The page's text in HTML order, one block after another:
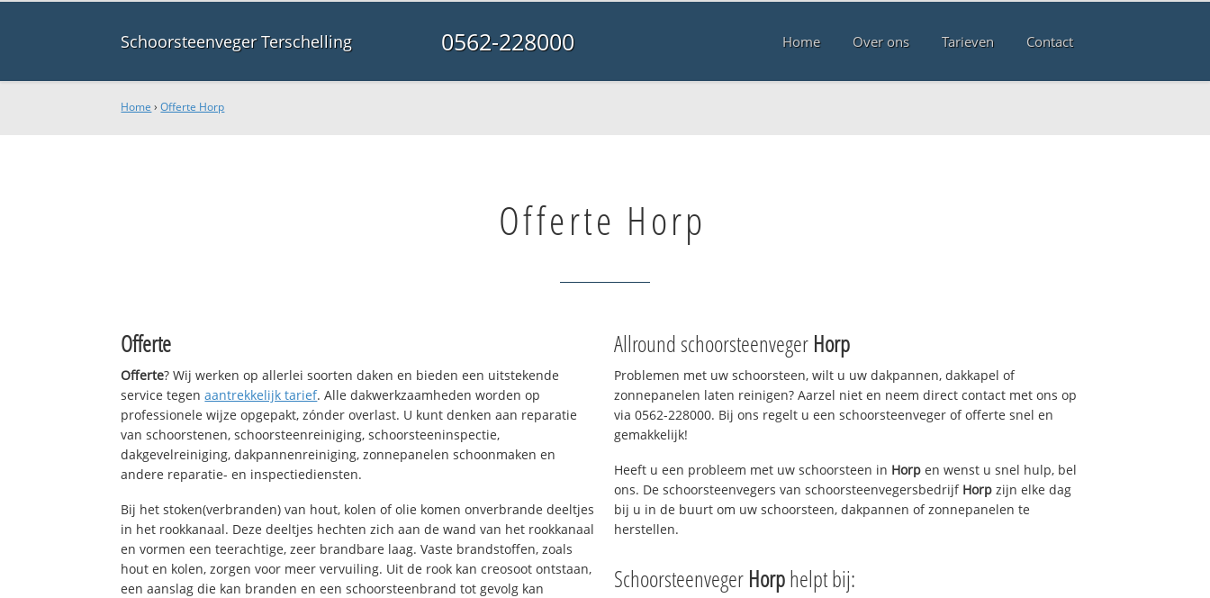
Schoorsteenveger Terschelling 0562-228000 Home Over ons Tarieven Contact
Home ›Offerte Horp
Offerte Horp
Offerte
Offerte? Wij werken op allerlei soorten daken en bieden een uitstekende
service tegenaantrekkelijk tarief. Alle dakwerkzaamheden worden op
professionele wijze opgepakt, zónder overlast. U kunt denken aan reparatie
van schoorstenen, schoorsteenreiniging, schoorsteeninspectie,
dakgevelreiniging, dakpannenreiniging, zonnepanelen schoonmaken en
andere reparatie- en inspectiediensten.
Bij het stoken(verbranden) van hout, kolen of olie komen onverbrande deeltjes
in het rookkanaal. Deze deeltjes hechten zich aan de wand van het rookkanaal
en vormen een teerachtige, zeer brandbare laag. Vaste brandstoffen, zoals
hout en kolen, zorgen voor meer vervuiling. Uit de rook kan creosoot ontstaan,
een aanslag die kan branden en een schoorsteenbrand tot gevolg kan
Allround schoorsteenveger Horp
Problemen met uw schoorsteen, wilt u uw dakpannen, dakkapel of
zonnepanelen laten reinigen? Aarzel niet en neem direct contact met ons op
via 0562-228000. Bij ons regelt u een schoorsteenveger of offerte snel en
gemakkelijk!
Heeft u een probleem met uw schoorsteen in Horp en wenst u snel hulp, bel
ons. De schoorsteenvegers van schoorsteenvegersbedrijf Horp zijn elke dag
bij u in de buurt om uw schoorsteen, dakpannen of zonnepanelen te
herstellen.
Schoorsteenveger Horphelpt bij: